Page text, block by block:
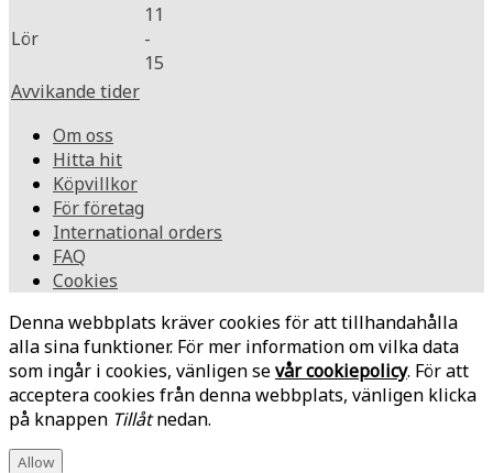
Lör
11
-
15
Avvikande tider
Om oss
Hitta hit
Köpvillkor
För företag
International orders
FAQ
Cookies
Denna webbplats kräver cookies för att tillhandahålla
alla sina funktioner. För mer information om vilka data
som ingår i cookies, vänligen sevår cookiepolicy. För att
acceptera cookies från denna webbplats, vänligen klicka
på knappen Tillåtnedan.
Allow